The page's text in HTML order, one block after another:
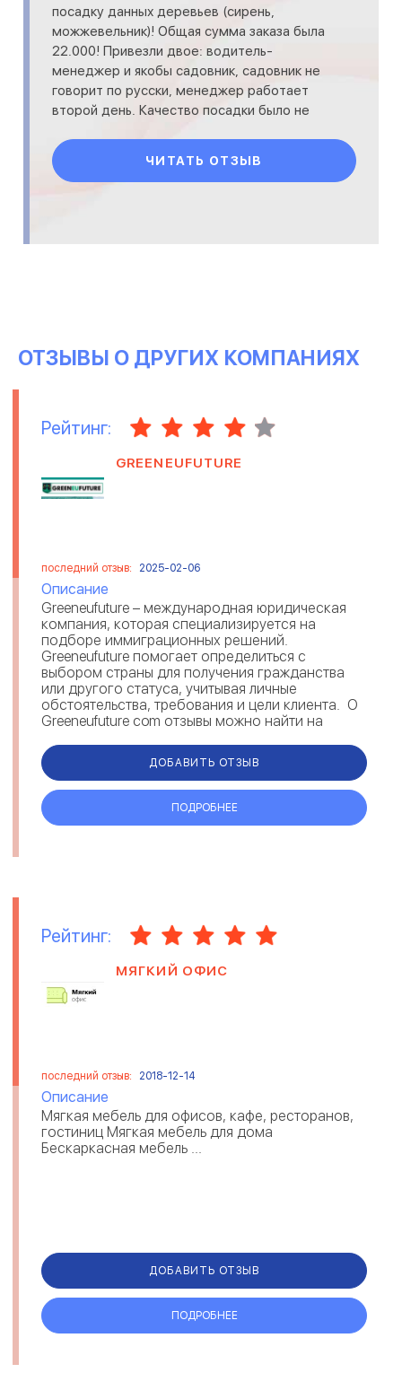
посадку данных деревьев (сирень,
можжевельник)! Общая сумма заказа была
22.000! Привезли двое: водитель-
менеджер и якобы садовник, садовник не
говорит по русски, менеджер работает
второй день. Качество посадки было не
как
ЧИТАТЬ ОТЗЫВ
ОТЗЫВЫ О ДРУГИХ КОМПАНИЯХ
Рейтинг:
GREENEUFUTURE
последний отзыв: 2025-02-06
Описание
Greeneufuture – международная юридическая
компания, которая специализируется на
подборе иммиграционных решений.
Greeneufuture помогает определиться с
выбором страны для получения гражданства
или другого статуса, учитывая личные
обстоятельства, требования и цели клиента. О
Greeneufuture com отзывы можно найти на
ДОБАВИТЬ ОТЗЫВ
ПОДРОБНЕЕ
Рейтинг:
МЯГКИЙ ОФИС
последний отзыв: 2018-12-14
Описание
Мягкая мебель для офисов, кафе, ресторанов,
гостиниц Мягкая мебель для дома
Бескаркасная мебель ...
ДОБАВИТЬ ОТЗЫВ
ПОДРОБНЕЕ